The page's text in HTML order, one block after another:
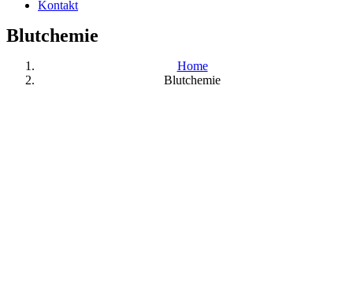
Kontakt
Blutchemie
Home
Blutchemie